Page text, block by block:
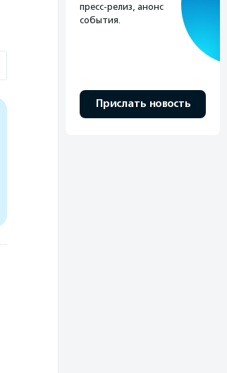
пресс-релиз, анонс
события.
Прислать новость